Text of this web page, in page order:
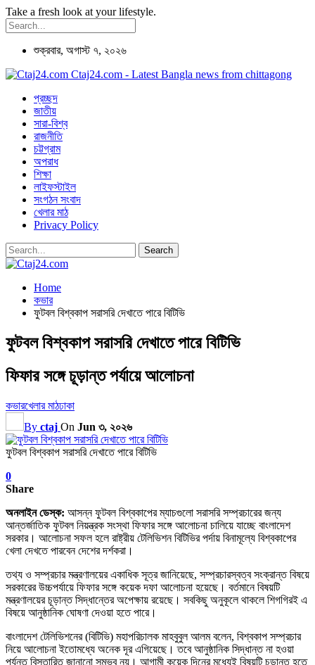
Take a fresh look at your lifestyle.
শুক্রবার, অগাস্ট ৭, ২০২৬
Ctaj24.com - Latest Bangla news from chittagong
প্রচ্ছদ
জাতীয়
সারা-বিশ্ব
রাজনীতি
চট্টগ্রাম
অপরাধ
শিক্ষা
লাইফস্টাইল
সংগঠন সংবাদ
খেলার মাঠ
Privacy Policy
Home
কভার
ফুটবল বিশ্বকাপ সরাসরি দেখাতে পারে বিটিভি
ফুটবল বিশ্বকাপ সরাসরি দেখাতে পারে বিটিভি
ফিফার সঙ্গে চূড়ান্ত পর্যায়ে আলোচনা
কভারখেলার মাঠঢাকা
By ctaj On Jun ৩, ২০২৬
ফুটবল বিশ্বকাপ সরাসরি দেখাতে পারে বিটিভি
0
Share
অনলাইন ডেস্ক: আসন্ন ফুটবল বিশ্বকাপের ম্যাচগুলো সরাসরি সম্প্রচারের জন্য
আন্তর্জাতিক ফুটবল নিয়ন্ত্রক সংস্থা ফিফার সঙ্গে আলোচনা চালিয়ে যাচ্ছে বাংলাদেশ
সরকার। আলোচনা সফল হলে রাষ্ট্রীয় টেলিভিশন বিটিভির পর্দায় বিনামূল্যে বিশ্বকাপের
খেলা দেখতে পারবেন দেশের দর্শকরা।
তথ্য ও সম্প্রচার মন্ত্রণালয়ের একাধিক সূত্র জানিয়েছে, সম্প্রচারস্বত্ব সংক্রান্ত বিষয়ে
সরকারের উচ্চপর্যায়ে ফিফার সঙ্গে কয়েক দফা আলোচনা হয়েছে। বর্তমানে বিষয়টি
মন্ত্রণালয়ের চূড়ান্ত সিদ্ধান্তের অপেক্ষায় রয়েছে। সবকিছু অনুকূলে থাকলে শিগগিরই এ
বিষয়ে আনুষ্ঠানিক ঘোষণা দেওয়া হতে পারে।
বাংলাদেশ টেলিভিশনের (বিটিভি) মহাপরিচালক মাহবুবুল আলম বলেন, বিশ্বকাপ সম্প্রচার
নিয়ে আলোচনা ইতোমধ্যে অনেক দূর এগিয়েছে। তবে আনুষ্ঠানিক সিদ্ধান্ত না হওয়া
পর্যন্ত বিস্তারিত জানানো সম্ভব নয়। আগামী কয়েক দিনের মধ্যেই বিষয়টি চূড়ান্ত হতে